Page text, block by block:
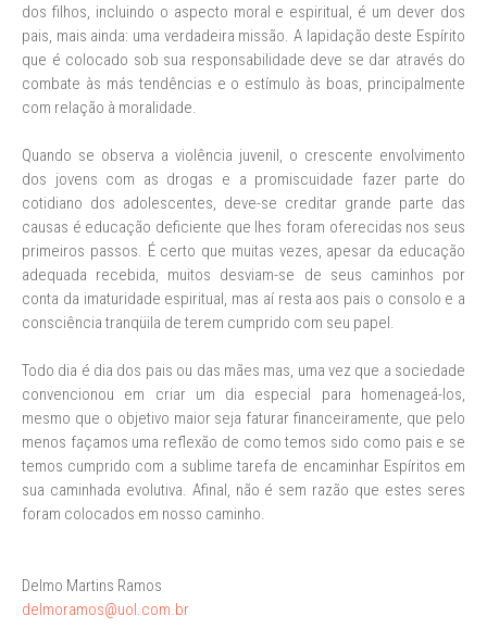
dos filhos, incluindo o aspecto moral e espiritual, é um dever dos
pais, mais ainda: uma verdadeira missão. A lapidação deste Espírito
que é colocado sob sua responsabilidade deve se dar através do
combate às más tendências e o estímulo às boas, principalmente
com relação à moralidade.
Quando se observa a violência juvenil, o crescente envolvimento
dos jovens com as drogas e a promiscuidade fazer parte do
cotidiano dos adolescentes, deve-se creditar grande parte das
causas é educação deficiente que lhes foram oferecidas nos seus
primeiros passos. É certo que muitas vezes, apesar da educação
adequada recebida, muitos desviam-se de seus caminhos por
conta da imaturidade espiritual, mas aí resta aos pais o consolo e a
consciência tranqüila de terem cumprido com seu papel.
Todo dia é dia dos pais ou das mães mas, uma vez que a sociedade
convencionou em criar um dia especial para homenageá-los,
mesmo que o objetivo maior seja faturar financeiramente, que pelo
menos façamos uma reflexão de como temos sido como pais e se
temos cumprido com a sublime tarefa de encaminhar Espíritos em
sua caminhada evolutiva. Afinal, não é sem razão que estes seres
foram colocados em nosso caminho.
Delmo Martins Ramos
delmoramos@uol.com.br